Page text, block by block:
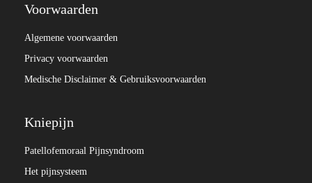
Voorwaarden
Algemene voorwaarden
Privacy voorwaarden
Medische Disclaimer & Gebruiksvoorwaarden
Kniepijn
Patellofemoraal Pijnsyndroom
Het pijnsysteem